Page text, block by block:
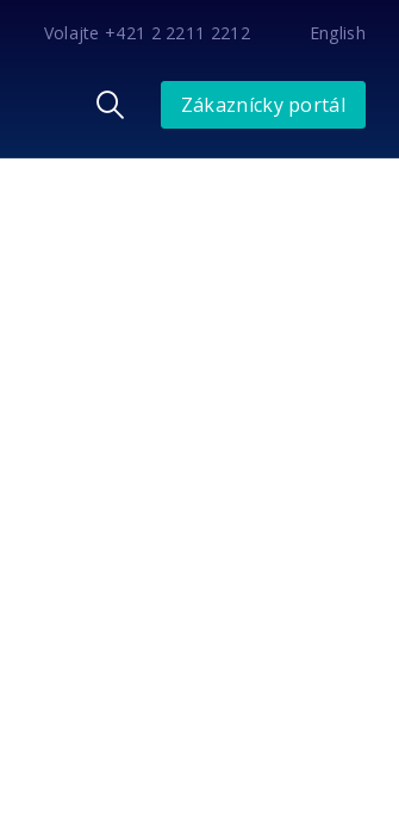
Volajte +421 2 2211 2212 English
Zákaznícky portál